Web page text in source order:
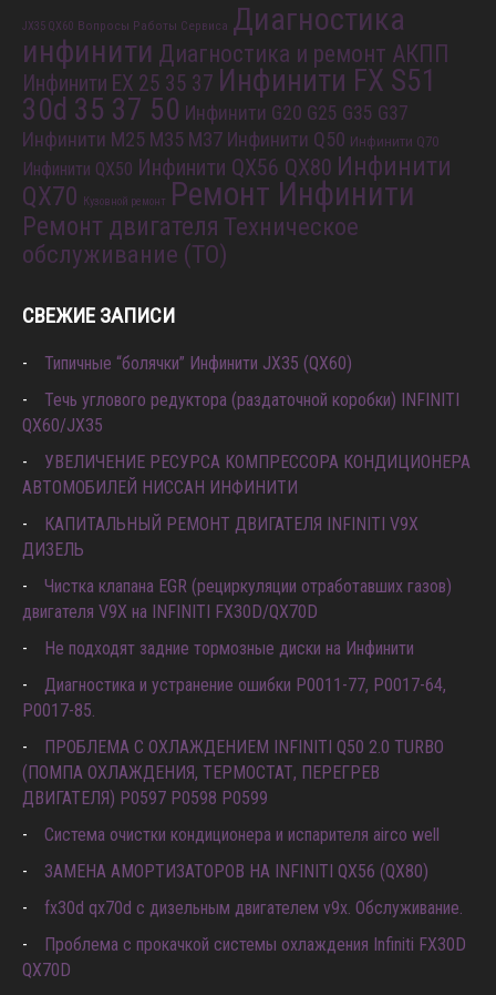
JX35 QX60 Вопросы Работы Сервиса Диагностика
инфинити Диагностика и ремонт АКПП
Инфинити EX 25 35 37 Инфинити FX S51
30d 35 37 50 Инфинити G20 G25 G35 G37
Инфинити M25 M35 M37 Инфинити Q50 Инфинити Q70
Инфинити QX50 Инфинити QX56 QX80 Инфинити
QX70
Кузовной ремонт Ремонт Инфинити
Ремонт двигателя Техническое
обслуживание (ТО)
СВЕЖИЕ ЗАПИСИ
Типичные “болячки” Инфинити JX35 (QX60)
Течь углового редуктора (раздаточной коробки) INFINITI
QX60/JX35
УВЕЛИЧЕНИЕ РЕСУРСА КОМПРЕССОРА КОНДИЦИОНЕРА
АВТОМОБИЛЕЙ НИССАН ИНФИНИТИ
КАПИТАЛЬНЫЙ РЕМОНТ ДВИГАТЕЛЯ INFINITI V9X
ДИЗЕЛЬ
Чистка клапана EGR (рециркуляции отработавших газов)
двигателя V9X на INFINITI FX30D/QX70D
Не подходят задние тормозные диски на Инфинити
Диагностика и устранение ошибки Р0011-77, P0017-64,
P0017-85.
ПРОБЛЕМА С ОХЛАЖДЕНИЕМ INFINITI Q50 2.0 TURBO
(ПОМПА ОХЛАЖДЕНИЯ, ТЕРМОСТАТ, ПЕРЕГРЕВ
ДВИГАТЕЛЯ) P0597 P0598 P0599
Система очистки кондиционера и испарителя airco well
ЗАМЕНА АМОРТИЗАТОРОВ НА INFINITI QX56 (QX80)
fx30d qx70d с дизельным двигателем v9x. Обслуживание.
Проблема с прокачкой системы охлаждения Infiniti FX30D
QX70D